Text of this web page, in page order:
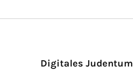
Digitales Judentum